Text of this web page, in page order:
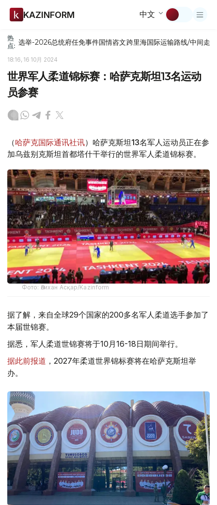
KAZINFORM 中文
热
点: 选举-2026总统府任免事件国情咨文跨里海国际运输路线/中间走廊
18:16, 16 10月 2024
世界军人柔道锦标赛：哈萨克斯坦13名运动
员参赛
（哈萨克国际通讯社讯）哈萨克斯坦13名军人运动员正在参
加乌兹别克斯坦首都塔什干举行的世界军人柔道锦标赛。
Фото: Әлихан Асқар/Kazinform
据了解，来自全球29个国家的200多名军人柔道选手参加了
本届世锦赛。
据悉，军人柔道世锦赛将于10月16-18日期间举行。
据此前报道 ，2027年柔道世界锦标赛将在哈萨克斯坦举
办。